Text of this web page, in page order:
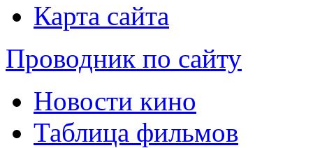
Карта сайта
Проводник по сайту
Новости кино
Таблица фильмов